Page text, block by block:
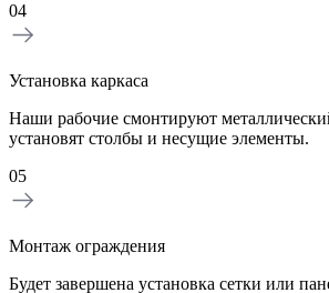
04
Установка каркаса
Наши рабочие смонтируют
установят столбы и несущие элементы.
05
Монтаж ограждения
Будет завершена установка сетки или